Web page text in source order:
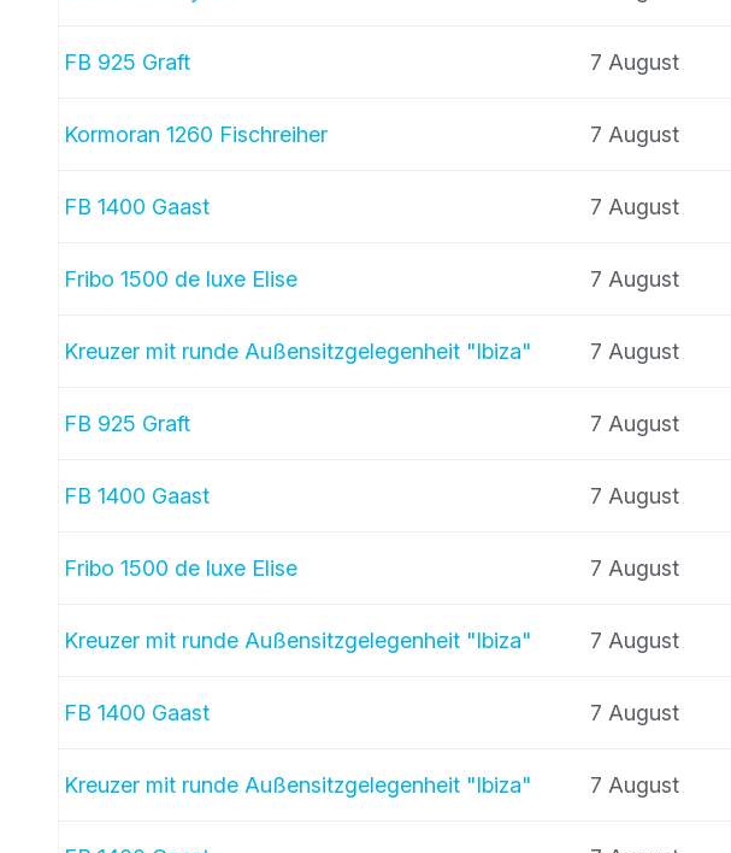
FB 925 Graft 7 August
Kormoran 1260 Fischreiher 7 August
FB 1400 Gaast 7 August
Fribo 1500 de luxe Elise 7 August
Kreuzer mit runde Außensitzgelegenheit "Ibiza" 7 August
FB 925 Graft 7 August
FB 1400 Gaast 7 August
Fribo 1500 de luxe Elise 7 August
Kreuzer mit runde Außensitzgelegenheit "Ibiza" 7 August
FB 1400 Gaast 7 August
Kreuzer mit runde Außensitzgelegenheit "Ibiza" 7 August